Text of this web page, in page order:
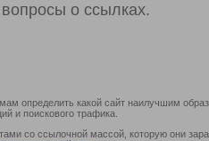
о ссылках.
определить какой сайт наилучшим
и поискового трафика.
со ссылочной массой, которую они